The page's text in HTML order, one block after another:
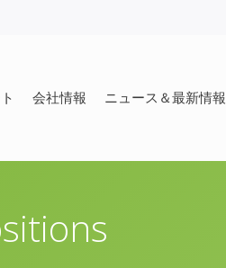
会社情報 ニュース＆最新情報